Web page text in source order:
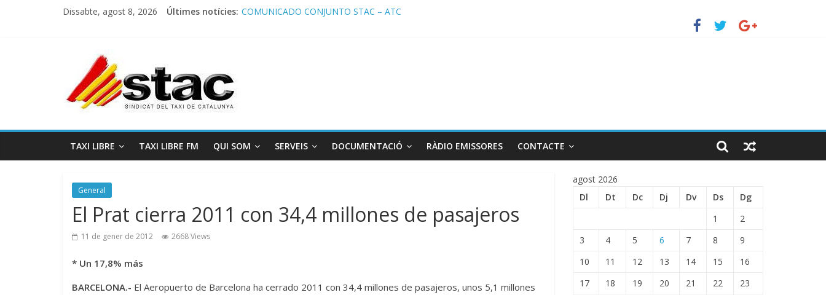
Dissabte, agost 8, 2026 Últimes notícies: COMUNICADO CONJUNTO STAC – ATC
TAXI LIBRE TAXI LIBRE FM QUI SOM SERVEIS DOCUMENTACIÓ RÀDIO EMISSORES CONTACTE
General
El Prat cierra 2011 con 34,4 millones de pasajeros
11 de gener de 2012 2668 Views
* Un 17,8% más
BARCELONA.- El Aeropuerto de Barcelona ha cerrado 2011 con 34,4 millones de pasajeros, unos 5,1 millones
agost 2026
Dl
Dt Dc Dj Dv Ds
Dg
1
2
3
4 5 6 7 8
9
10
11 12 13 14 15
16
17
18 19 20 21 22
23